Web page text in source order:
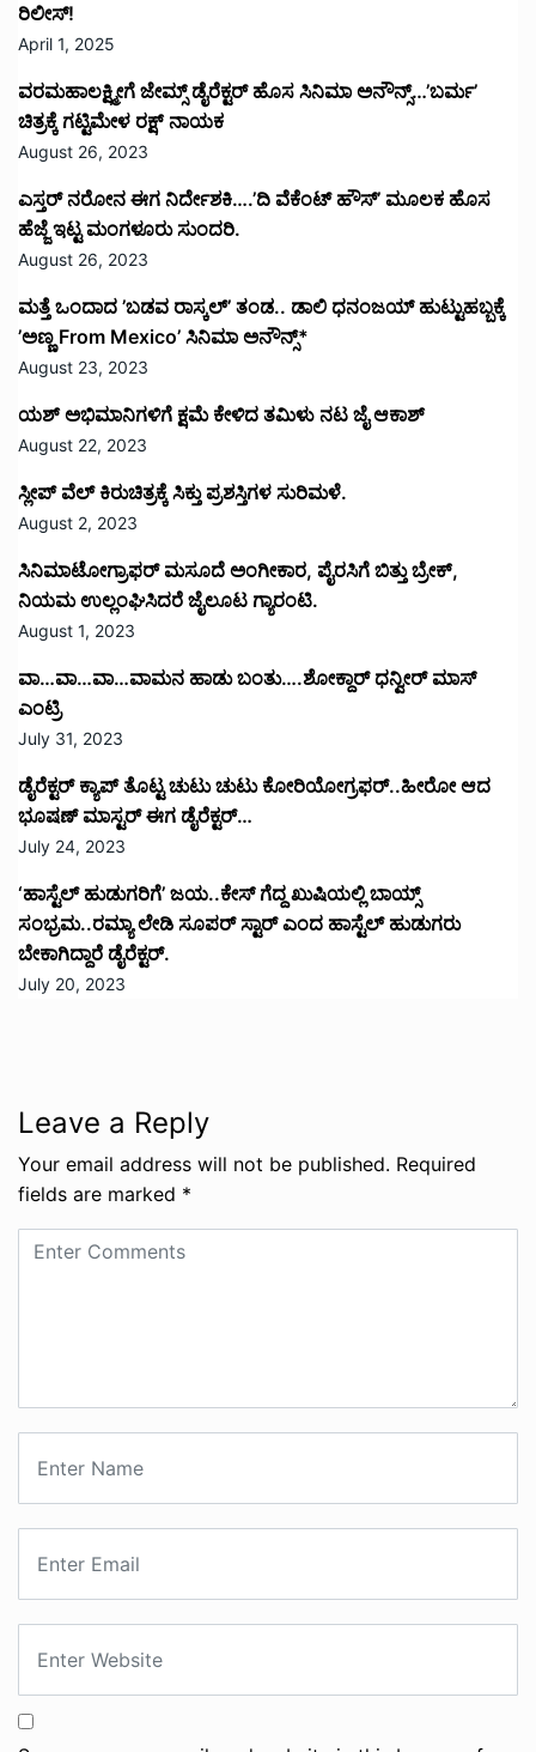
ರಿಲೀಸ್!
April 1, 2025
ವರಮಹಾಲಕ್ಷ್ಮೀಗೆ ಜೇಮ್ಸ್ ಡೈರೆಕ್ಟರ್ ಹೊಸ ಸಿನಿಮಾ ಅನೌನ್ಸ್…’ಬರ್ಮ’
ಚಿತ್ರಕ್ಕೆ ಗಟ್ಟಿಮೇಳ ರಕ್ಷ್ ನಾಯಕ
August 26, 2023
ಎಸ್ತರ್ ನರೋನ ಈಗ ನಿರ್ದೇಶಕಿ….’ದಿ ವೆಕೆಂಟ್ ಹೌಸ್‌’‌ ಮೂಲಕ ಹೊಸ
ಹೆಜ್ಜೆ ಇಟ್ಟ ಮಂಗಳೂರು ಸುಂದರಿ.
August 26, 2023
ಮತ್ತೆ ಒಂದಾದ ’ಬಡವ ರಾಸ್ಕಲ್’ ತಂಡ.. ಡಾಲಿ ಧನಂಜಯ್ ಹುಟ್ಟುಹಬ್ಬಕ್ಕೆ
’ಅಣ್ಣ From Mexico’ ಸಿನಿಮಾ ಅನೌನ್ಸ್*
August 23, 2023
ಯಶ್ ಅಭಿಮಾನಿಗಳಿಗೆ ಕ್ಷಮೆ ಕೇಳಿದ ತಮಿಳು ನಟ ಜೈ ಆಕಾಶ್
August 22, 2023
ಸ್ಲೀಪ್ ವೆಲ್ ಕಿರುಚಿತ್ರಕ್ಕೆ ಸಿಕ್ತು ಪ್ರಶಸ್ತಿಗಳ ಸುರಿಮಳೆ.
August 2, 2023
ಸಿನಿಮಾಟೋಗ್ರಾಫರ್ ಮಸೂದೆ ಅಂಗೀಕಾರ, ಪೈರಸಿಗೆ ಬಿತ್ತು ಬ್ರೇಕ್,
ನಿಯಮ ಉಲ್ಲಂಘಿಸಿದರೆ ಜೈಲೂಟ ಗ್ಯಾರಂಟಿ.
August 1, 2023
ವಾ…ವಾ…ವಾ…ವಾಮನ ಹಾಡು ಬಂತು….ಶೋಕ್ದಾರ್ ಧನ್ವೀರ್ ಮಾಸ್
ಎಂಟ್ರಿ
July 31, 2023
ಡೈರೆಕ್ಟರ್ ಕ್ಯಾಪ್ ತೊಟ್ಟ ಚುಟು ಚುಟು ಕೋರಿಯೋಗ್ರಫರ್..ಹೀರೋ ಆದ
ಭೂಷಣ್ ಮಾಸ್ಟರ್ ಈಗ ಡೈರೆಕ್ಟರ್…
July 24, 2023
‘ಹಾಸ್ಟೆಲ್ ಹುಡುಗರಿಗೆ’ ಜಯ..ಕೇಸ್ ಗೆದ್ದ ಖುಷಿಯಲ್ಲಿ ಬಾಯ್ಸ್
ಸಂಭ್ರಮ..ರಮ್ಯಾ ಲೇಡಿ ಸೂಪರ್ ಸ್ಟಾರ್ ಎಂದ ಹಾಸ್ಟೆಲ್ ಹುಡುಗರು
ಬೇಕಾಗಿದ್ದಾರೆ ಡೈರೆಕ್ಟರ್.
July 20, 2023
Leave a Reply
Your email address will not be published. Required
fields are marked *